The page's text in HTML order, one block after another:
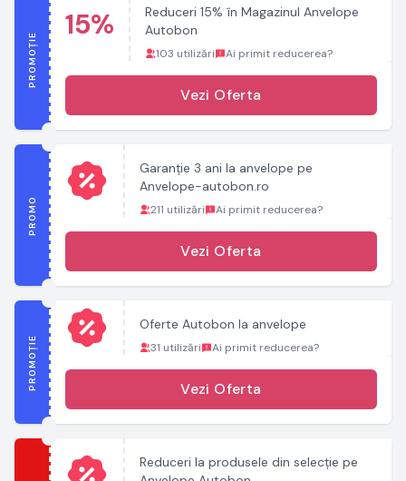
PROMOȚIE
15%
Reduceri 15% în Magazinul Anvelope
Autobon
103 utilizări Ai primit reducerea?
Vezi Oferta
PROMO
Garanție 3 ani la anvelope pe
Anvelope-autobon.ro
211 utilizări Ai primit reducerea?
Vezi Oferta
PROMOȚIE
Oferte Autobon la anvelope
31 utilizări Ai primit reducerea?
Vezi Oferta
Reduceri la produsele din selecție pe